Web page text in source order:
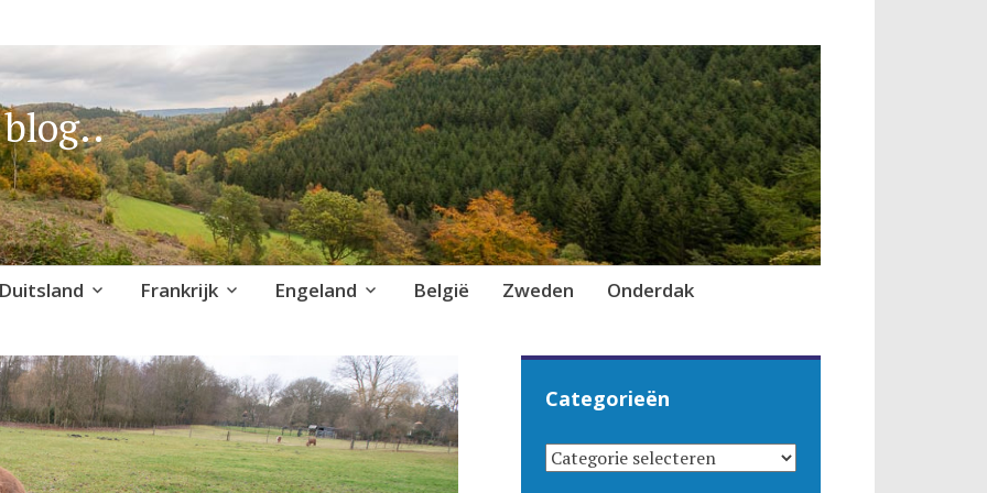
Duitsland Frankrijk Engeland België Zweden Onderdak
Categorieën
CATEGORIEËN